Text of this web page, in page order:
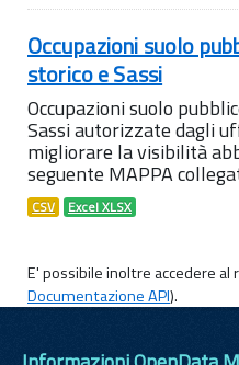
Occupazioni suolo
storico e Sassi
Occupazioni suolo
Sassi autorizzate dagli
migliorare la visibilità
seguente MAPPA
CSV Excel XLSX
E' possibile inoltre accedere al
Documentazione API).